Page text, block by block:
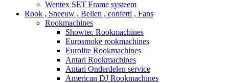
Wentex SET Frame systeem
Rook , Sneeuw , Bellen , confetti , Fans
Rookmachines
Showtec Rookmachines
Eurosmoke rookmachines
Eurolite Rookmachines
Antari Rookmachines
Antari Onderdelen service
American DJ Rookmachines